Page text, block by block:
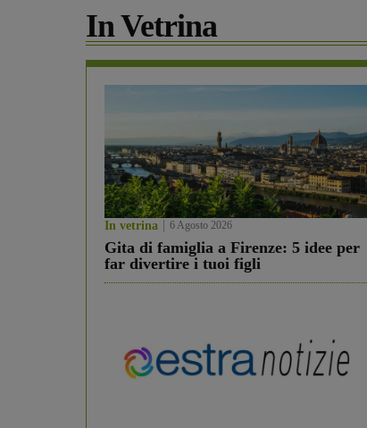
In Vetrina
In vetrina 6 Agosto 2026
Gita di famiglia a Firenze: 5 idee per
far divertire i tuoi figli